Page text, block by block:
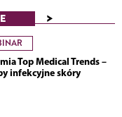
>
Top Medical Trends –
infekcyjne skóry